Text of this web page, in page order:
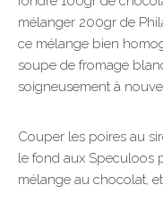
mélanger 200gr de
ce mélange bien
soupe de fromage
soigneusement à
Couper les poires au
le fond aux Speculoos
mélange au chocolat,